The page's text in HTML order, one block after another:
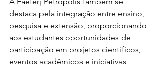
destaca pela integração entre ensino,
pesquisa e extensão, proporcionando
aos estudantes oportunidades de
participação em projetos científicos,
eventos acadêmicos e iniciativas